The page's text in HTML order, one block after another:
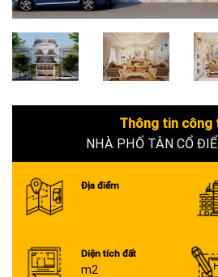
Thông tin công
NHÀ PHỐ TÂN CỔ
Địa điểm
Diện tích đất
m2